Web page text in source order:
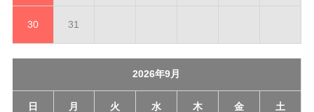
30 31
2026年9月
日 月 火 水 木 金 土